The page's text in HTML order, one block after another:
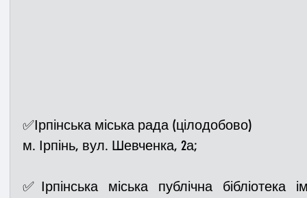
✅Ірпінська міська рада (цілодобово)
м. Ірпінь, вул. Шевченка, 2а;
✅Ірпінська міська публічна бібліотека